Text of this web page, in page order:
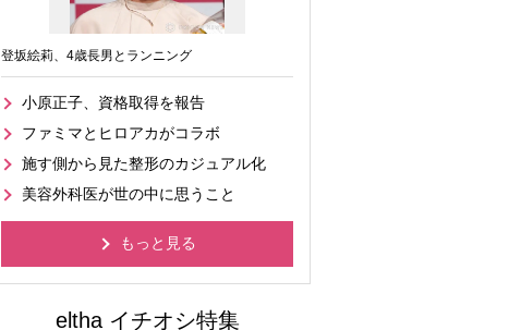
登坂絵莉、4歳長男とランニング
小原正子、資格取得を報告
ファミマとヒロアカがコラボ
施す側から見た整形のカジュアル化
美容外科医が世の中に思うこと
もっと見る